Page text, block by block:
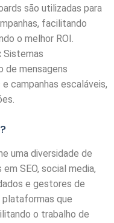
são utilizadas para
facilitando
o melhor ROI.
Sistemas
de mensagens
campanhas escaláveis,
uma diversidade de
SEO, social media,
e gestores de
plataformas que
o trabalho de